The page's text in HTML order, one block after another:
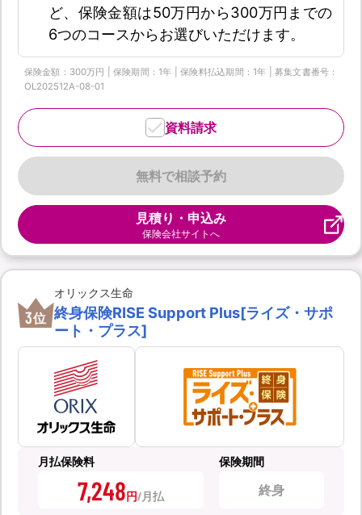
ど、保険金額は50万円から300万円までの
6つのコースからお選びいただけます。
保険金額：300万円 | 保険期間：1年 | 保険料払込期間：1年 | 募集文書番号：
OL202512A-08-01
無料で相談予約
資料請求
見積り・申込み
保険会社サイトへ
3位
オリックス生命
終身保険RISE Support Plus[ライズ・サポ
ート・プラス]
月払保険料
7,248円
保険期間
終身